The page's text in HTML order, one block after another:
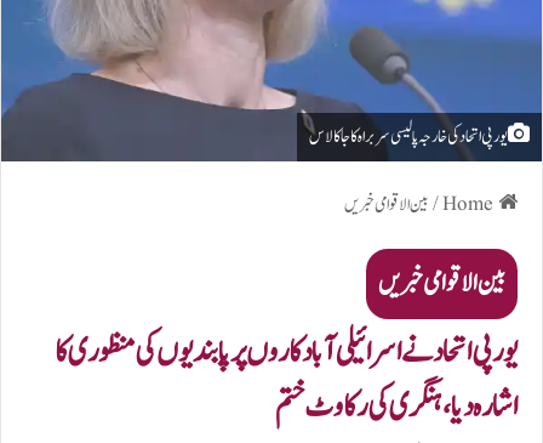
یورپی اتحاد کی خارجہ پالیسی سربراہ کاجا کالاس
/بین الاقوامی خبریں
بین الاقوامی خبریں
یورپی اتحاد نے اسرائیلی آبادکاروں پر پابندیوں کی منظوری کا
اشارہ دیا، ہنگری کی رکاوٹ ختم